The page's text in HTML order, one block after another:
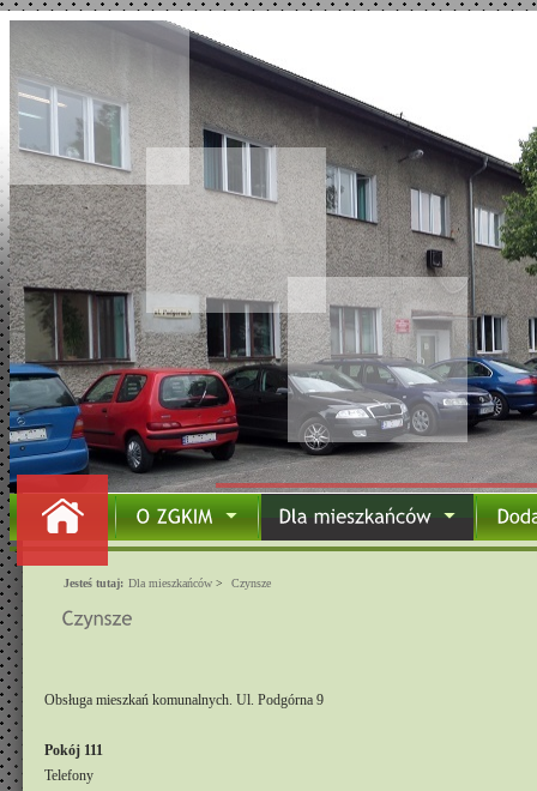
Jesteś tutaj: Dla mieszkańców > Czynsze
Obsługa mieszkań komunalnych. Ul. Podgórna 9
Pokój 111
Telefony